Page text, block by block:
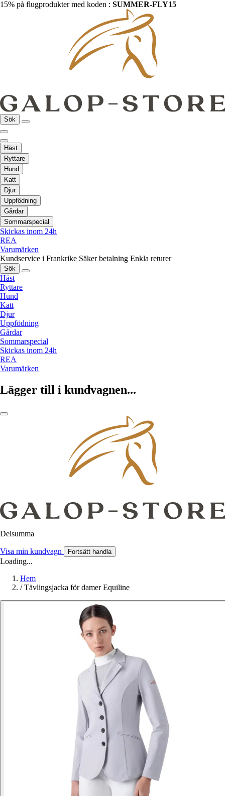
15% på flugprodukter med koden : SUMMER-FLY15
Sök
Häst
Ryttare
Hund
Katt
Djur
Uppfödning
Gårdar
Sommarspecial
Skickas inom 24h
REA
Varumärken
Kundservice i Frankrike Säker betalning Enkla returer
Sök
Häst
Ryttare
Hund
Katt
Djur
Uppfödning
Gårdar
Sommarspecial
Skickas inom 24h
REA
Varumärken
Lägger till i kundvagnen...
Delsumma
Visa min kundvagn Fortsätt handla
Loading...
Hem
/ Tävlingsjacka för damer Equiline